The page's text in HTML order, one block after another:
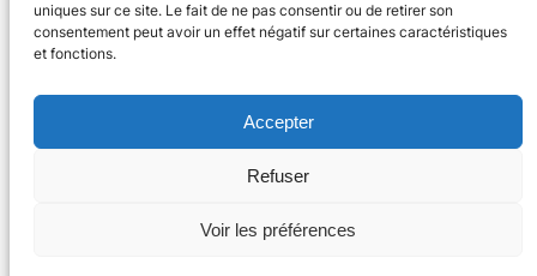
uniques sur ce site. Le fait de ne pas consentir ou de retirer son
consentement peut avoir un effet négatif sur certaines caractéristiques
et fonctions.
Accepter
Refuser
Voir les préférences
Coordonnées
4 rue Dr Oberkirch
13h30 – 17h30
Contact